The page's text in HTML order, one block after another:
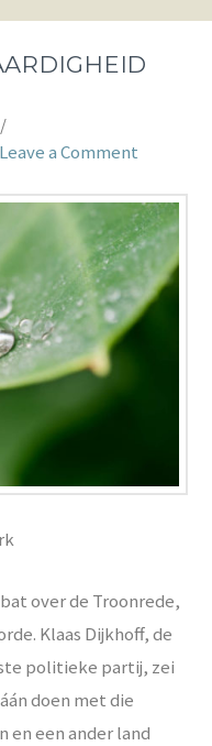
Leave a Comment
over de Troonrede,
Klaas Dijkhoff, de
politieke partij, zei
doen met die
en een ander land